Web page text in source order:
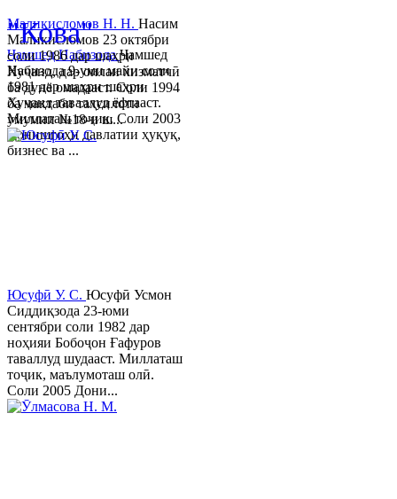
Ҷамшед НабизодаҶамшед
Набизода 9-уми майи соли
1981 дар шаҳри шаҳри
Хуҷанд таваллуд ёфтааст.
Миллаташ тоҷик. Соли 2003
Донишгоҳи давлатии ҳуқуқ,
бизнес ва ...
Маликисломов Н. Н. Насим
Маликисломов 23 октябри
соли 1986 дар шаҳри
Хуҷанд, дар оилаи хизматчӣ
ба дунё омадааст. Соли 1994
ба мактаби таҳсилоти
умумии №18-и ш...
Юсуфӣ У. C. Юсуфӣ Усмон
Сиддиқзода 23-юми
сентябри соли 1982 дар
ноҳияи Бобоҷон Ғафуров
таваллуд шудааст. Миллаташ
тоҷик, маълумоташ олӣ.
Соли 2005 Дони...
"Кова"